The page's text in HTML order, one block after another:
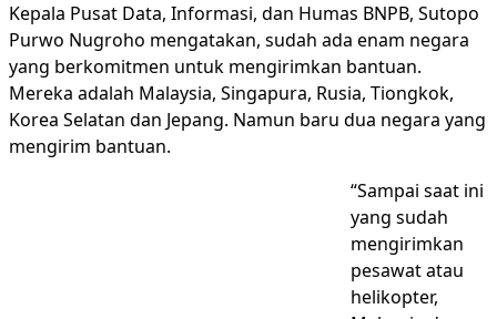
Kepala Pusat Data, Informasi, dan Humas BNPB, Sutopo
Purwo Nugroho mengatakan, sudah ada enam negara
yang berkomitmen untuk mengirimkan bantuan.
Mereka adalah Malaysia, Singapura, Rusia, Tiongkok,
Korea Selatan dan Jepang. Namun baru dua negara yang
mengirim bantuan.
“Sampai saat ini
yang sudah
mengirimkan
pesawat atau
helikopter,